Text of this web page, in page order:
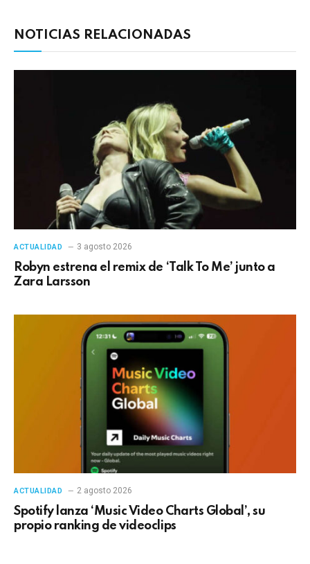
NOTICIAS RELACIONADAS
ACTUALIDAD 3 agosto 2026
Robyn estrena el remix de ‘Talk To Me’ junto a
Zara Larsson
ACTUALIDAD 2 agosto 2026
Spotify lanza ‘Music Video Charts Global’, su
propio ranking de videoclips